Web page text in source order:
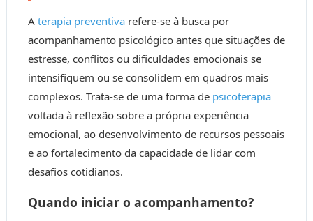
A terapia preventiva refere-se à busca por
acompanhamento psicológico antes que situações de
estresse, conflitos ou dificuldades emocionais se
intensifiquem ou se consolidem em quadros mais
complexos. Trata-se de uma forma de psicoterapia
voltada à reflexão sobre a própria experiência
emocional, ao desenvolvimento de recursos pessoais
e ao fortalecimento da capacidade de lidar com
desafios cotidianos.
Quando iniciar o acompanhamento?